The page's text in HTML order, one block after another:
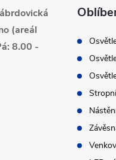
(areál
8.00 -